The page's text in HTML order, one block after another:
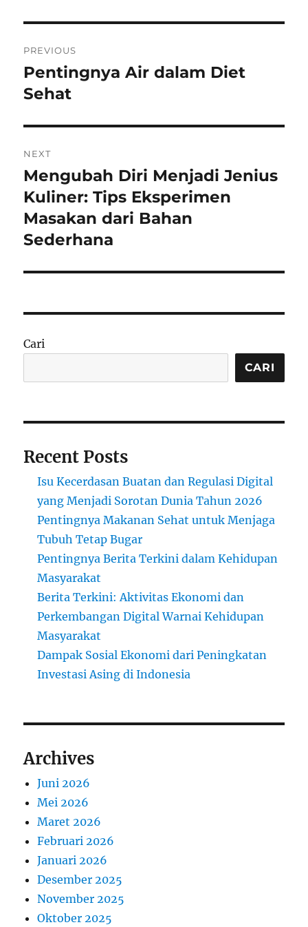
pos
PREVIOUS
Previous
post:
Pentingnya Air dalam Diet
Sehat
NEXT
Next
post:
Mengubah Diri Menjadi Jenius
Kuliner: Tips Eksperimen
Masakan dari Bahan
Sederhana
Cari
CARI
Recent Posts
Isu Kecerdasan Buatan dan Regulasi Digital
yang Menjadi Sorotan Dunia Tahun 2026
Pentingnya Makanan Sehat untuk Menjaga
Tubuh Tetap Bugar
Pentingnya Berita Terkini dalam Kehidupan
Masyarakat
Berita Terkini: Aktivitas Ekonomi dan
Perkembangan Digital Warnai Kehidupan
Masyarakat
Dampak Sosial Ekonomi dari Peningkatan
Investasi Asing di Indonesia
Archives
Juni 2026
Mei 2026
Maret 2026
Februari 2026
Januari 2026
Desember 2025
November 2025
Oktober 2025